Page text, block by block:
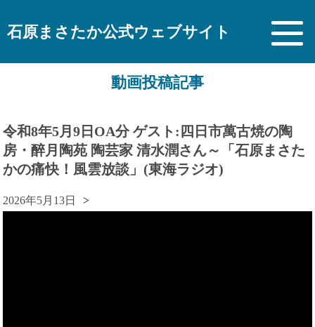
石原まさたか公式ウェブサイト
動画投稿記事
令和8年5月9日OA分 ゲスト:四日市萬古焼の陶
房・醉月陶苑 陶芸家 清水潤さん～「石原まさた
かの痛快！風雲放談」(東海ラジオ)
2026年5月13日